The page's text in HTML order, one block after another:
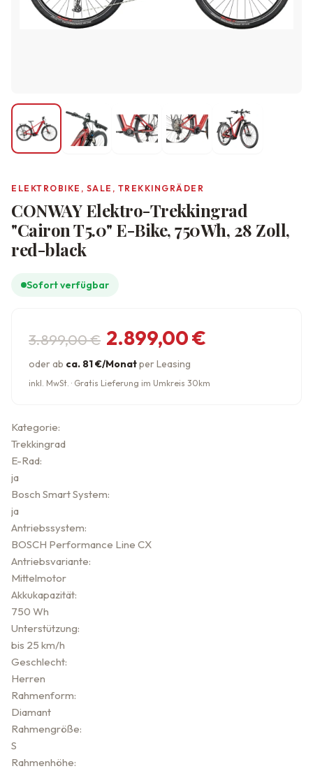
ELEKTROBIKE, SALE, TREKKINGRÄDER
CONWAY Elektro-Trekkingrad
"Cairon T5.0" E-Bike, 750Wh, 28 Zoll,
red-black
Sofort verfügbar
3.899,00€
Ursprünglicher Preis war:
2.899,00€
Aktueller Preis ist: 2.899,00 €.
oder ab ca. 81 €/Monatper Leasing
inkl. MwSt. · Gratis Lieferung im Umkreis 30km
Kategorie:
Trekkingrad
E-Rad:
ja
Bosch Smart System:
ja
Antriebssystem:
BOSCH Performance Line CX
Antriebsvariante:
Mittelmotor
Akkukapazität:
750 Wh
Unterstützung:
bis 25 km/h
Geschlecht:
Herren
Rahmenform:
Diamant
Rahmengröße:
S
Rahmenhöhe: